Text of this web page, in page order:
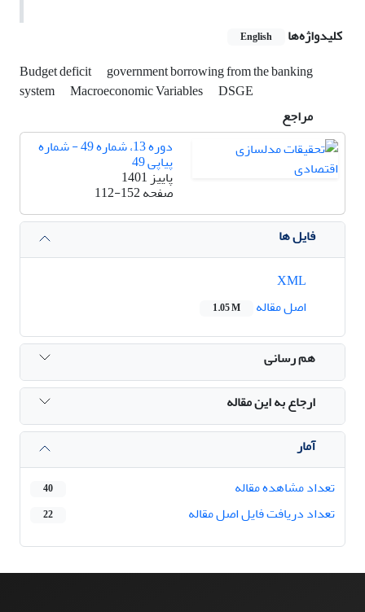
کلیدواژه‌ها
English
Budget deficit government borrowing from the banking
system
Macroeconomic Variables
DSGE
مراجع
دوره 13، شماره 49 - شماره
پیاپی 49
پاییز 1401
صفحه112-152
فایل ها
اصل مقاله
1.05 M
هم رسانی
ارجاع به این مقاله
آمار
تعداد مشاهده مقاله
40
تعداد دریافت فایل اصل مقاله 22